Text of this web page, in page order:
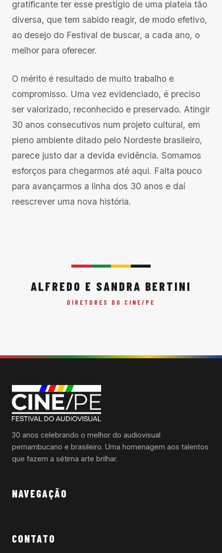
gratificante ter esse prestígio de uma plateia tão
diversa, que tem sabido reagir, de modo efetivo,
ao desejo do Festival de buscar, a cada ano, o
melhor para oferecer.
O mérito é resultado de muito trabalho e
compromisso. Uma vez evidenciado, é preciso
ser valorizado, reconhecido e preservado. Atingir
30 anos consecutivos num projeto cultural, em
pleno ambiente ditado pelo Nordeste brasileiro,
parece justo dar a devida evidência. Somamos
esforços para chegarmos até aqui. Falta pouco
para avançarmos a linha dos 30 anos e daí
reescrever uma nova história.
ALFREDO E SANDRA BERTINI
DIRETORES DO CINE/PE
30 anos celebrando o melhor do audiovisual
pernambucano e brasileiro. Uma homenagem aos talentos
que fazem a sétima arte brilhar.
NAVEGAÇÃO
CONTATO